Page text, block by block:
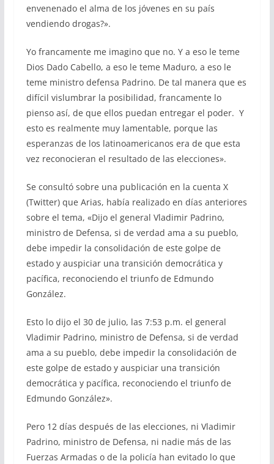
envenenado el alma de los jóvenes en su país
vendiendo drogas?».
Yo francamente me imagino que no. Y a eso le teme
Dios Dado Cabello, a eso le teme Maduro, a eso le
teme ministro defensa Padrino. De tal manera que es
difícil vislumbrar la posibilidad, francamente lo
pienso así, de que ellos puedan entregar el poder. Y
esto es realmente muy lamentable, porque las
esperanzas de los latinoamericanos era de que esta
vez reconocieran el resultado de las elecciones».
Se consultó sobre una publicación en la cuenta X
(Twitter) que Arias, había realizado en días anteriores
sobre el tema, «Dijo el general Vladimir Padrino,
ministro de Defensa, si de verdad ama a su pueblo,
debe impedir la consolidación de este golpe de
estado y auspiciar una transición democrática y
pacífica, reconociendo el triunfo de Edmundo
González.
Esto lo dijo el 30 de julio, las 7:53 p.m. el general
Vladimir Padrino, ministro de Defensa, si de verdad
ama a su pueblo, debe impedir la consolidación de
este golpe de estado y auspiciar una transición
democrática y pacífica, reconociendo el triunfo de
Edmundo González».
Pero 12 días después de las elecciones, ni Vladimir
Padrino, ministro de Defensa, ni nadie más de las
Fuerzas Armadas o de la policía han evitado lo que